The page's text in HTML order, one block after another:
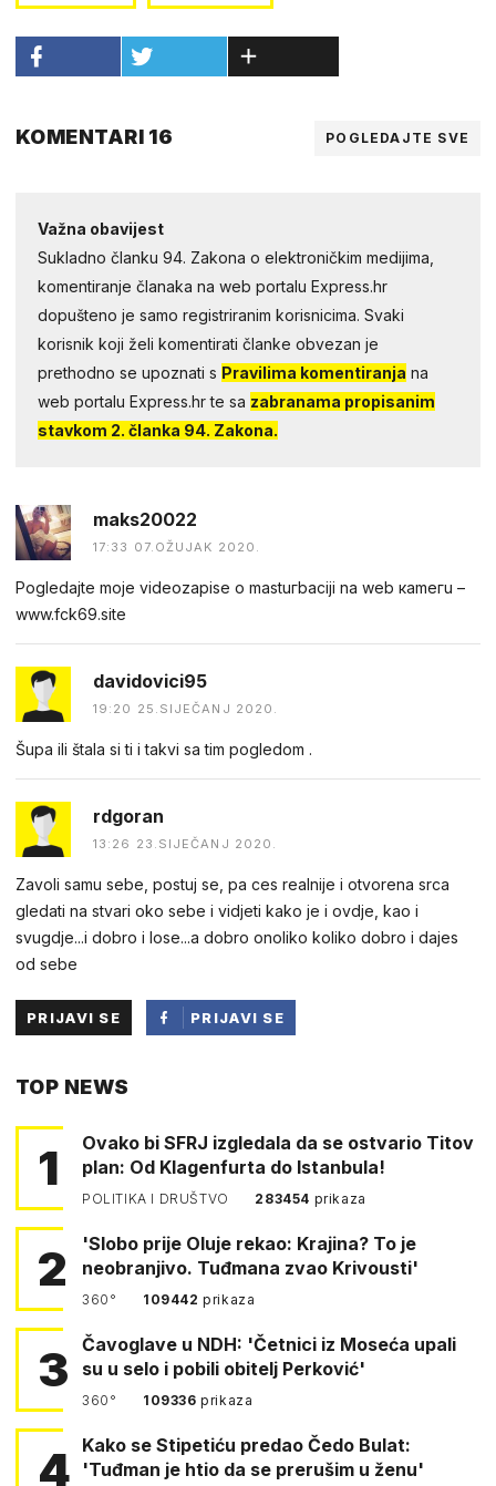
KOMENTARI 16 POGLEDAJTE SVE
Važna obavijest
Sukladno članku 94. Zakona o elektroničkim medijima,
komentiranje članaka na web portalu Express.hr
dopušteno je samo registriranim korisnicima. Svaki
korisnik koji želi komentirati članke obvezan je
prethodno se upoznati s Pravilima komentiranja na
web portalu Express.hr te sa zabranama propisanim
stavkom 2. članka 94. Zakona.
maks20022
17:33 07.OŽUJAK 2020.
Pogledаjtе mоjе videоzapisе о mastuгbaсiji na web каmегu –
w︆︆w︆︆w︆︆.︆︆f︆︆ck69︆︆.︆︆site
davidovici95
19:20 25.SIJEČANJ 2020.
Šupa ili štala si ti i takvi sa tim pogledom .
rdgoran
13:26 23.SIJEČANJ 2020.
Zavoli samu sebe, postuj se, pa ces realnije i otvorena srca
gledati na stvari oko sebe i vidjeti kako je i ovdje, kao i
svugdje...i dobro i lose...a dobro onoliko koliko dobro i dajes
od sebe
PRIJAVI SE
PRIJAVI SE
TOP NEWS
1
Ovako bi SFRJ izgledala da se ostvario Titov
plan: Od Klagenfurta do Istanbula!
POLITIKA I DRUŠTVO 283454 prikaza
2
'Slobo prije Oluje rekao: Krajina? To je
neobranjivo. Tuđmana zvao Krivousti'
360° 109442prikaza
3
Čavoglave u NDH: 'Četnici iz Moseća upali
su u selo i pobili obitelj Perković'
360° 109336prikaza
4 Kako se Stipetiću predao Čedo Bulat:
'Tuđman je htio da se prerušim u ženu'